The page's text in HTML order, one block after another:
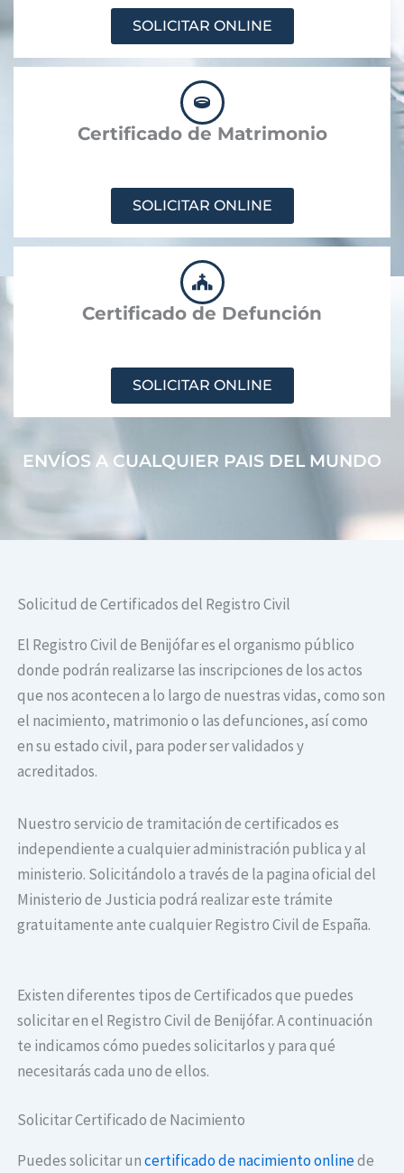
SOLICITAR ONLINE
Certificado de Matrimonio
SOLICITAR ONLINE
Certificado de Defunción
SOLICITAR ONLINE
ENVÍOS A CUALQUIER PAIS DEL MUNDO
Solicitud de Certificados del Registro Civil
El Registro Civil de Benijófar es el organismo público
donde podrán realizarse las inscripciones de los actos
que nos acontecen a lo largo de nuestras vidas, como son
el nacimiento, matrimonio o las defunciones, así como
en su estado civil, para poder ser validados y
acreditados.
Nuestro servicio de tramitación de certificados es
independiente a cualquier administración publica y al
ministerio. Solicitándolo a través de la pagina oficial del
Ministerio de Justicia podrá realizar este trámite
gratuitamente ante cualquier Registro Civil de España.
Existen diferentes tipos de Certificados que puedes
solicitar en el Registro Civil de Benijófar. A continuación
te indicamos cómo puedes solicitarlos y para qué
necesitarás cada uno de ellos.
Solicitar Certificado de Nacimiento
Puedes solicitar uncertificado de nacimiento onlinede